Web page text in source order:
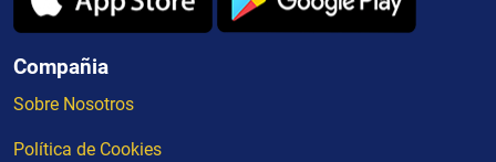
Compañia
Sobre Nosotros
Política de Cookies